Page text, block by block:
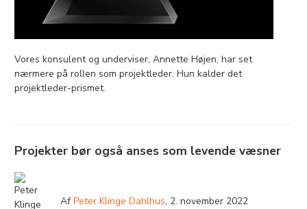
Vores konsulent og underviser, Annette Højen, har set
nærmere på rollen som projektleder. Hun kalder det
projektleder-prismet.
Projekter bør også anses som levende væsner
AfPeter Klinge Dahlhus, 2. november 2022